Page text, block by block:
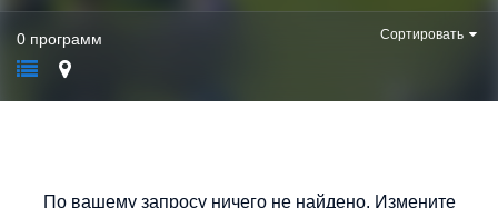
0 программ Сортировать
По вашему запросу ничего не найдено. Измените